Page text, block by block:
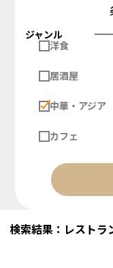
ジャンル
洋食
居酒屋
中華・アジア
カフェ
検索結果：レストラ